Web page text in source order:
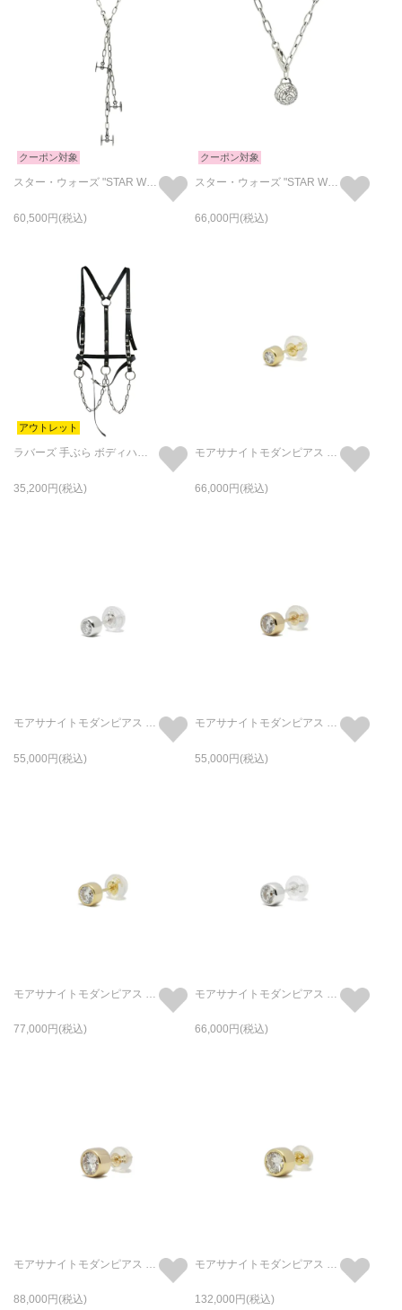
クーポン対象
スター・ウォーズ "STAR WARS™" TIE・ファイターネックレス
60,500
クーポン対象
スター・ウォーズ "STAR WARS™" デス スター ネックレス シルバー925
66,000
アウトレット
ラバーズ 手ぶら ボディハーネス スタッズ
35,200
モアサナイトモダンピアス 3mm -K18イエローゴールド/片耳
66,000
モアサナイトモダンピアス 3mm -プラチナ900/片耳
55,000
モアサナイトモダンピアス 4mm -K10イエローゴールド/片耳
55,000
77,000 66,000
88,000 132,000